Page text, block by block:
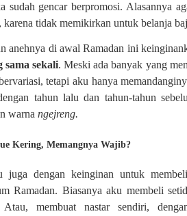
sudah gencar berpromosi. Alasannya
karena tidak memikirkan untuk belanja
anehnya di awal Ramadan ini
sama sekali. Meski ada banyak yang
tetapi aku hanya
tahun lalu dan tahun-tahun
warna ngejreng.
Kering, Memangnya Wajib?
juga dengan keinginan untuk
Ramadan. Biasanya aku membeli
Atau, membuat nastar sendiri,